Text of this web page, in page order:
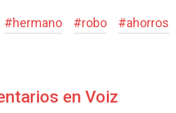
#hermano #robo #ahorros
en Voiz